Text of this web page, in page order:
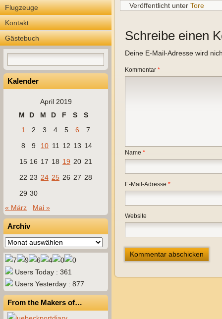
Flugzeuge
Kontakt
Gästebuch
Kalender
April 2019
M
D M D F S
S
1
2 3 4 5 6
7
8
9 10 11 12 13 14
15 16 17 18 19 20 21
22 23 24 25 26 27 28
29 30
« März
Mai »
Archiv
Archiv
Users Today : 361
Users Yesterday : 877
From the Makers of…
Veröffentlicht unter Tore
Schreibe einen
Deine E-Mail-Adresse wird
Kommentar *
Name *
E-Mail-Adresse *
Website